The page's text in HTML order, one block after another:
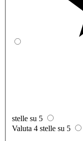
stelle su 5
Valuta 4 stelle su 5